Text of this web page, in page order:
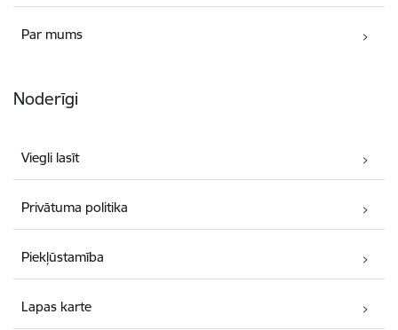
Par mums
Noderīgi
Viegli lasīt
Privātuma politika
Piekļūstamība
Lapas karte